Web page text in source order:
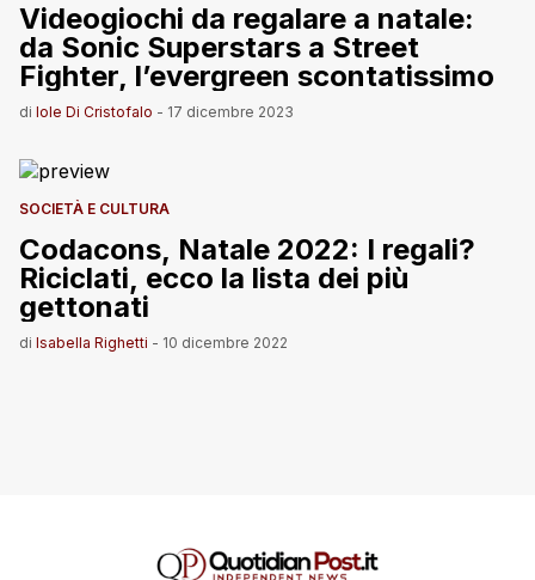
Videogiochi da regalare a natale:
da Sonic Superstars a Street
Fighter, l’evergreen scontatissimo
di Iole Di Cristofalo - 17 dicembre 2023
SOCIETÀ E CULTURA
Codacons, Natale 2022: I regali?
Riciclati, ecco la lista dei più
gettonati
di Isabella Righetti - 10 dicembre 2022